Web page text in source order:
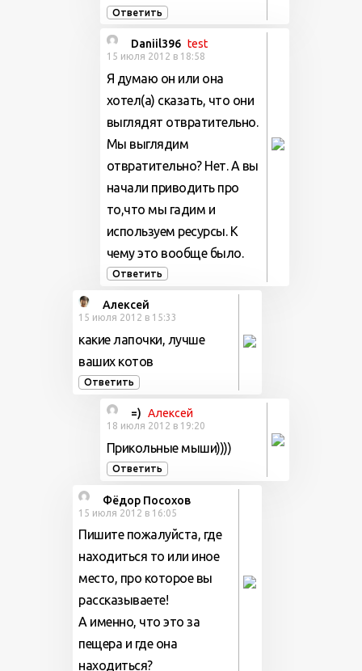
Ответить
Daniil396 test
15 июля 2012 в 18:58
Я думаю он или она
хотел(а) сказать, что они
выглядят отвратительно.
Мы выглядим
отвратительно? Нет. А вы
начали приводить про
то,что мы гадим и
используем ресурсы. К
чему это вообще было.
Ответить
Алексей
15 июля 2012 в 15:33
какие лапочки, лучше
ваших котов
Ответить
=) Алексей
18 июля 2012 в 19:20
Прикольные мыши))))
Ответить
Фёдор Посохов
15 июля 2012 в 16:05
Пишите пожалуйста, где
находиться то или иное
место, про которое вы
рассказываете!
А именно, что это за
пещера и где она
находиться?